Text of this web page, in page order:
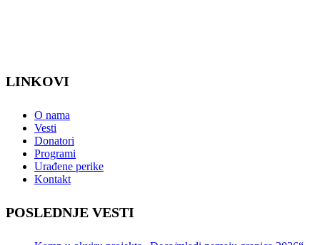
LINKOVI
O nama
Vesti
Donatori
Programi
Urađene perike
Kontakt
POSLEDNJE VESTI